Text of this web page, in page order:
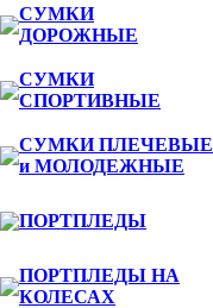
СУМКИ
ДОРОЖНЫЕ
СУМКИ
СПОРТИВНЫЕ
СУМКИ ПЛЕЧЕВЫЕ
и МОЛОДЕЖНЫЕ
ПОРТПЛЕДЫ
ПОРТПЛЕДЫ НА
КОЛЕСАХ